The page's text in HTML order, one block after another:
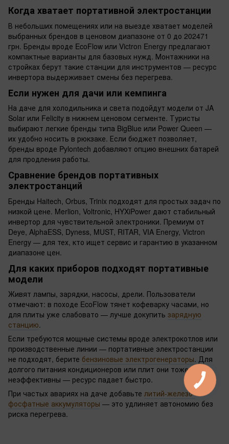
Когда хватает портативной электростанции
В небольших помещениях или на выезде хватает моделей
выбранных брендов в ценовом диапазоне от 0 до 202471
грн. Бренды вроде EcoFlow или Victron Energy предлагают
компактные варианты для базовых нужд. Монтажники на
стройках берут такие станции для инструментов — ресурс
инвертора выдерживает смены без перегрева.
Если нужен для дачи или кемпинга
На даче для холодильника и света подойдут модели от JA
Solar или Felicity в нижнем ценовом сегменте. Туристы
выбирают легкие бренды типа BigBlue или Power Queen —
их удобно носить в рюкзаке. Если бюджет позволяет,
бренды вроде Pylontech добавляют опцию внешних батарей
для продления работы.
Сравнение брендов портативных
электростанций
Бренды Haitech, Orbus, Trinix подходят для простых задач по
низкой цене. Merlion, Voltronic, HYXiPower дают стабильный
инвертор для чувствительной электроники. Премиум от
Deye, AlphaESS, Dyness, MUST, RITAR, VIA Energy, Victron
Energy — для тех, кто ищет сервис и гарантию в указанном
диапазоне цен.
Для каких приборов подходят портативные
модели
Живят лампы, зарядки, насосы, дрели. Пользователи
отмечают: в походе EcoFlow тянет кофеварку часами, но
для плиты уже слабовато — лучше докупить зарядную
станцию.
Если требуются мощные системы вроде электрокотлов или
производственные линии — портативные электростанции
не подходят, берите бензиновые электрогенераторы. Для
долгого питания кондиционеров или плит они тоже
неэффективны — ресурс падает быстро.
При частых авариях на даче добавьте литий-железо-
фосфатные аккумуляторы — это удлиняет автономию без
риска перегрева.